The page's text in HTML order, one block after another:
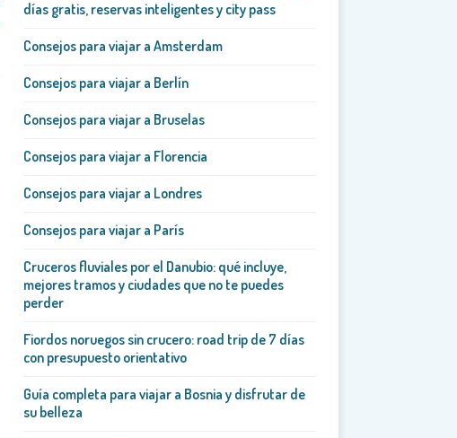
días gratis, reservas inteligentes y city pass
Consejos para viajar a Amsterdam
Consejos para viajar a Berlín
Consejos para viajar a Bruselas
Consejos para viajar a Florencia
Consejos para viajar a Londres
Consejos para viajar a París
Cruceros fluviales por el Danubio: qué incluye,
mejores tramos y ciudades que no te puedes
perder
Fiordos noruegos sin crucero: road trip de 7 días
con presupuesto orientativo
Guía completa para viajar a Bosnia y disfrutar de
su belleza